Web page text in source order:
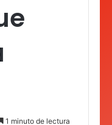
1 minuto de lectura